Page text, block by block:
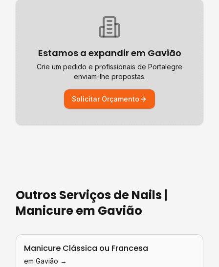
Estamos a expandir em Gavião
Crie um pedido e profissionais de Portalegre
enviam-lhe propostas.
Solicitar Orçamento
Outros Serviços deNails |
Manicureem Gavião
Manicure Clássica ou Francesa
em Gavião →